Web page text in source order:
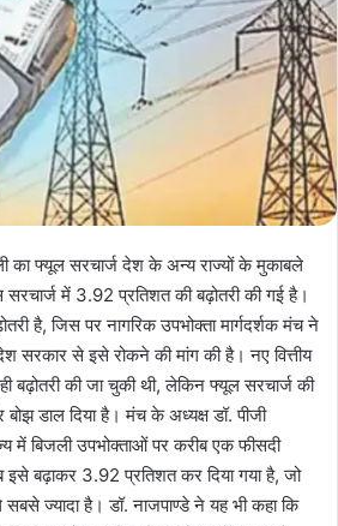
का फ्यूल सरचार्ज देश के अन्य राज्यों के मुकाबले
में 3.92 प्रतिशत की बढ़ोतरी की गई है।
है, जिस पर नागरिक उपभोक्ता मार्गदर्शक मंच ने
सरकार से इसे रोकने की मांग की है। नए वित्तीय
बढ़ोतरी की जा चुकी थी, लेकिन फ्यूल सरचार्ज की
डाल दिया है। मंच के अध्यक्ष डॉ. पीजी
में बिजली उपभोक्ताओं पर करीब एक फीसदी
बढ़ाकर 3.92 प्रतिशत कर दिया गया है, जो
ज्यादा है। डॉ. नाजपाण्डे ने यह भी कहा कि